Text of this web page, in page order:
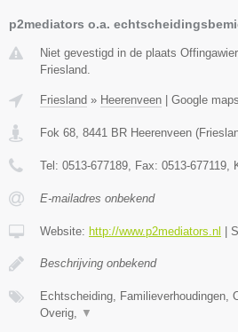
p2mediators o.a.
Niet gevestigd in de plaats
Friesland.
Friesland » Heerenveen Google maps
Fok 68 8441 BR Heerenveen (
Tel: 0513-677189 , Fax: 0513-677119 ,
E-mailadres onbekend
Website: http://www.p2mediators.nl
Beschrijving onbekend
Echtscheiding, Familieverhoudingen,
Overig,
▼